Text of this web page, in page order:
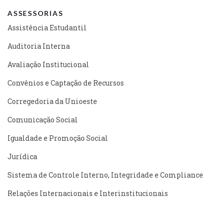
ASSESSORIAS
Assistência Estudantil
Auditoria Interna
Avaliação Institucional
Convênios e Captação de Recursos
Corregedoria da Unioeste
Comunicação Social
Igualdade e Promoção Social
Jurídica
Sistema de Controle Interno, Integridade e Compliance
Relações Internacionais e Interinstitucionais